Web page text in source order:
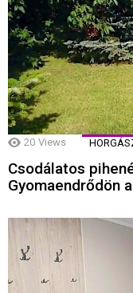
20 Views
Csodálatos
Gyomaendrődön